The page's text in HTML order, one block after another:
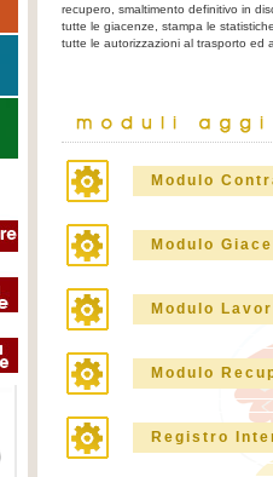
recupero, smaltimento definitivo in
tutte le giacenze, stampa le
tutte le autorizzazioni al trasporto ed
Modulo
Modulo
Modulo
Modulo
Registro